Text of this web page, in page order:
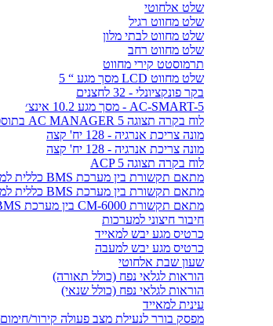
שלט אלחוטי
שלט מחווט רגיל
שלט מחווט לבתי מלון
שלט מחווט רחב
תרמוסטט קירי מחווט
שלט מחווט LCD מסך מגע “ 5
בקר פונקציונלי - 32 לחצנים
AC-SMART-5 - מסך מגע 10.2 אינצ׳
לוח בקרה תצוגה AC MANAGER 5 בתוספת תוכנת ניהול
מונה צריכת אנרגיה - 128 יח' קצה
מונה צריכת אנרגיה - 128 יח' קצה
לוח בקרה תצוגה ACP 5
מתאם תקשורת בין מערכת BMS כללית למיזוג בפרוטוקול LonWorks
מתאם תקשורת בין מערכת BMS כללית למיזוג בפרוטוקול BACnet
מתאם תקשורת CM-6000 בין מערכת BMS כללית למיזוג בפרוטוקול MODBUS
חיבור חיצוני למערכות
כרטיס מגע יבש למאייד
כרטיס מגע יבש למעבה
שעון שבת אלחוטי
הוראות לגלאי נפח (כולל תאורה)
הוראות לגלאי נפח (כולל שנאי)
עינית למאייד
מפסק בורר לנעילת מצב פעולה קירור/חימום